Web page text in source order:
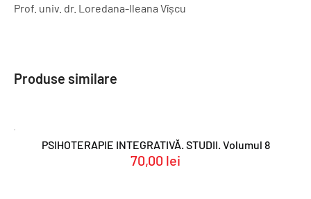
Prof. univ. dr. Loredana-Ileana Vîșcu
Produse similare
PSIHOTERAPIE INTEGRATIVĂ. STUDII. Volumul 8
70,00 lei